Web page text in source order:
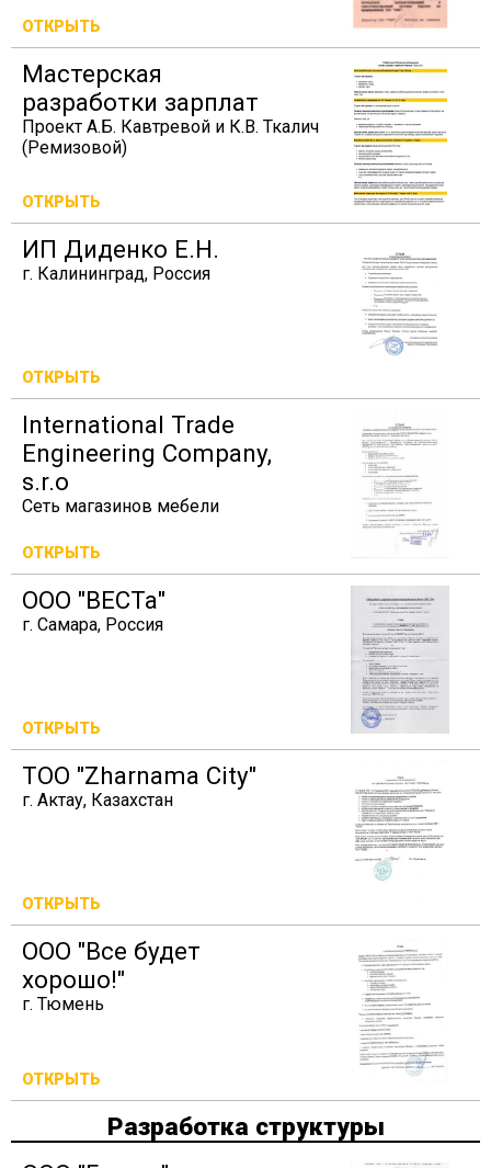
ОТКРЫТЬ
Мастерская
разработки зарплат
Проект А.Б. Кавтревой и К.В. Ткалич
(Ремизовой)
ОТКРЫТЬ
ИП Диденко Е.Н.
г. Калининград, Россия
ОТКРЫТЬ
International Trade
Engineering Company,
s.r.o
Сеть магазинов мебели
ОТКРЫТЬ
ООО "ВЕСТа"
г. Самара, Россия
ОТКРЫТЬ
ТОО "Zharnama City"
г. Актау, Казахстан
ОТКРЫТЬ
ООО "Все будет
хорошо!"
г. Тюмень
ОТКРЫТЬ
Разработка структуры